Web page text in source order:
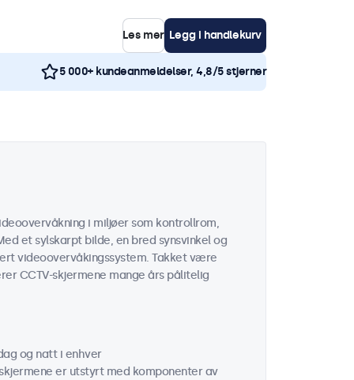
Les mer Legg i handlekurv
5 000+ kundeanmeldelser, 4,8/5 stjerner
i miljøer som kontrollrom,
et sylskarpt bilde, en bred synsvinkel og
videoovervåkingssystem. Takket være
CCTV-skjermene mange års pålitelig
og natt i enhver
er utstyrt med komponenter av